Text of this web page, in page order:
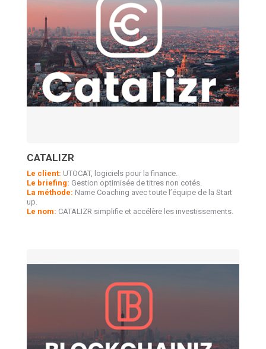
CATALIZR
Le client: UTOCAT, logiciels pour la finance.
Le briefing: Gestion optimisée de titres non cotés.
La méthode: Name Coaching avec toute l’équipe de la Start
up.
Le nom: CATALIZR simplifie et accélère les investissements.